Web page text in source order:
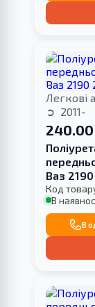
Легкові
2011-
240.00
Ваз
Код
В
В